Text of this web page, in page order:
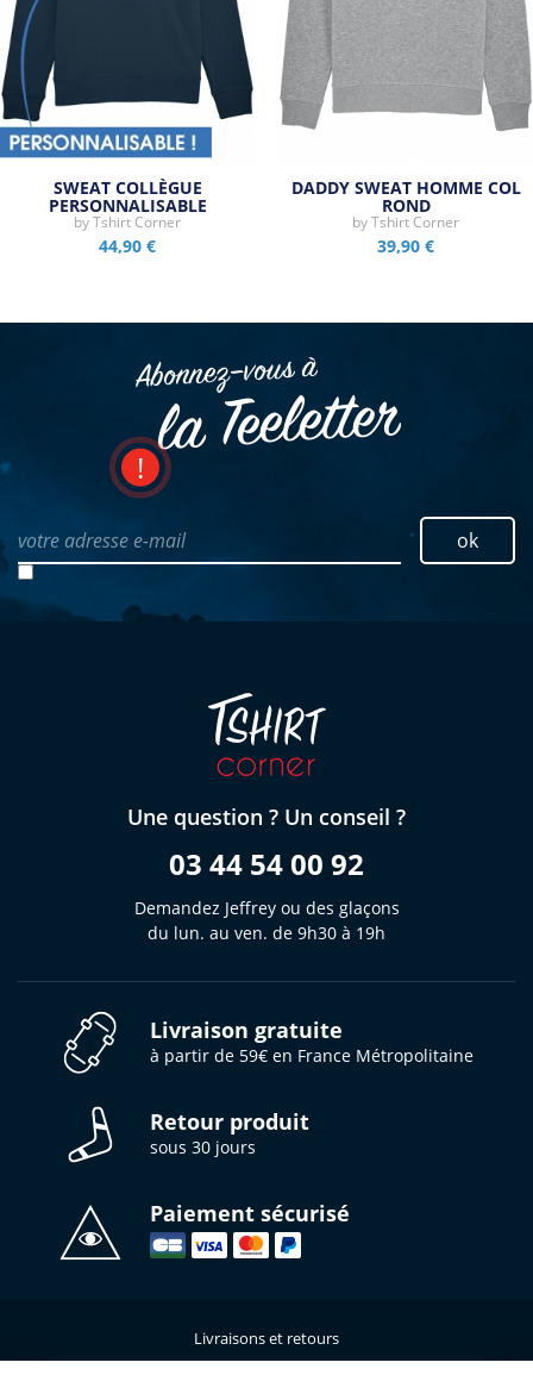
SWEAT COLLÈGUE
PERSONNALISABLE
byTshirt Corner
44,90 €
DADDY SWEAT HOMME COL
ROND
byTshirt Corner
39,90 €
Abonnez–vous à
la Teeletter
votre adresse e-mail ok
Une question ? Un conseil ?
03 44 54 00 92
Demandez Jeffrey ou des glaçons
du lun. au ven. de 9h30 à 19h
Livraison gratuite
à partir de 59€ en France Métropolitaine
Retour produit
sous 30 jours
Paiement sécurisé
Livraisons et retours
Qui sommes-nous ?